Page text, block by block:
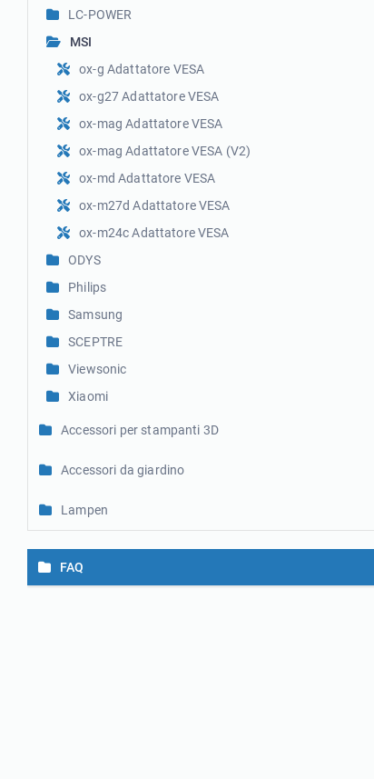
LC-POWER
MSI
ox-g Adattatore VESA
ox-g27 Adattatore VESA
ox-mag Adattatore VESA
ox-mag Adattatore VESA (V2)
ox-md Adattatore VESA
ox-m27d Adattatore VESA
ox-m24c Adattatore VESA
ODYS
Philips
Samsung
SCEPTRE
Viewsonic
Xiaomi
Accessori per stampanti 3D
Accessori da giardino
Lampen
FAQ